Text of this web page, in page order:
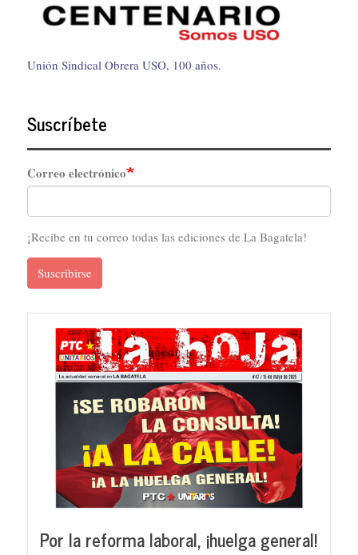
Unión Sindical Obrera USO, 100 años.
Suscríbete
Correo electrónico
¡Recibe en tu correo todas las ediciones de La Bagatela!
Suscribirse
Por la reforma laboral, ¡huelga general!